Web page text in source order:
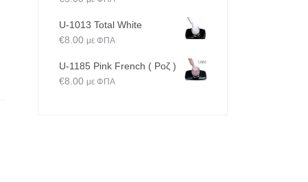
U-1013 Total White
€8.00 με ΦΠΑ
U-1185 Pink French ( Ροζ )
€8.00 με ΦΠΑ